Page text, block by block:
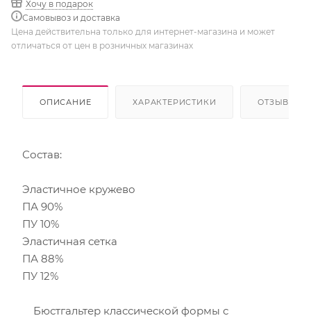
Хочу в подарок
Самовывоз и доставка
Цена действительна только для интернет-магазина и может
отличаться от цен в розничных магазинах
ОПИСАНИЕ ХАРАКТЕРИСТИКИ ОТЗЫВЫ
Состав:
Эластичное кружево
ПА 90%
ПУ 10%
Эластичная сетка
ПА 88%
ПУ 12%
Бюстгальтер классической формы с